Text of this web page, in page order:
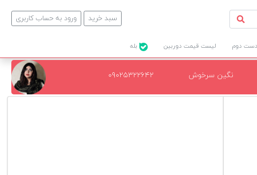
ورود به حساب کاربری سبد خرید
دوم لیست قیمت دوربین
نگین سرخوش ۰۹۰۲۵۳۲۲۶۴۲